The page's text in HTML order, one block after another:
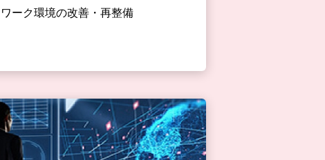
ワーク環境の改善・再整備